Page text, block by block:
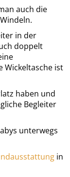
auch die
in der
doppelt
Wickeltasche ist
haben und
Begleiter
unterwegs
in